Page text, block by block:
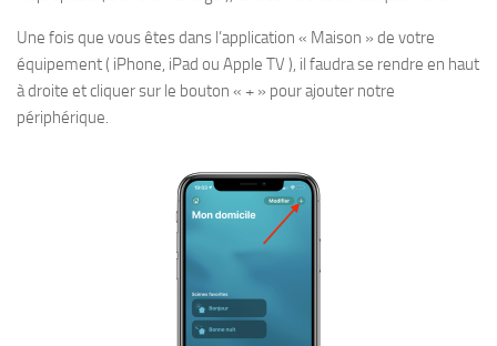
Une fois que vous êtes dans l’application « Maison » de votre
équipement ( iPhone, iPad ou Apple TV ), il faudra se rendre en haut
à droite et cliquer sur le bouton « + » pour ajouter notre
périphérique.